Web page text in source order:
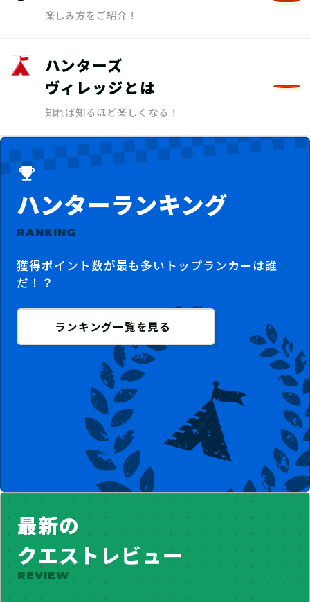
楽しみ方をご紹介！
ハンターズ
ヴィレッジとは
知れば知るほど楽しくなる！
ハンターランキング
RANKING
獲得ポイント数が最も多いトップランカーは誰
だ！？
ランキング一覧を見る
最新の
クエストレビュー
REVIEW